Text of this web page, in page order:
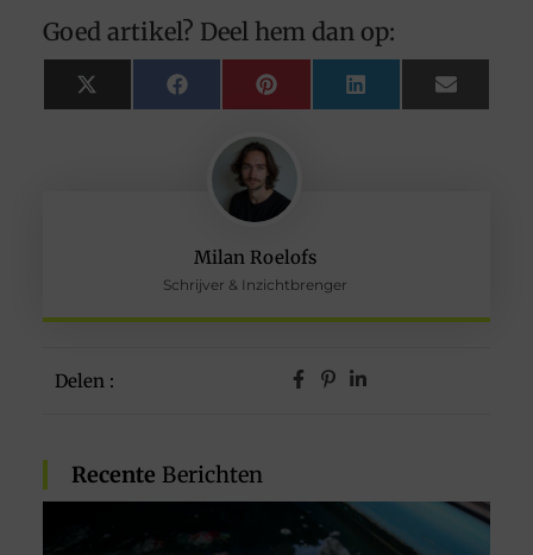
Milan Roelofs
Schrijver & Inzichtbrenger
Delen :
Recente Berichten
Goed artikel? Deel hem dan op:
X
(Twitter)
FacebookPinterest LinkedIn Email